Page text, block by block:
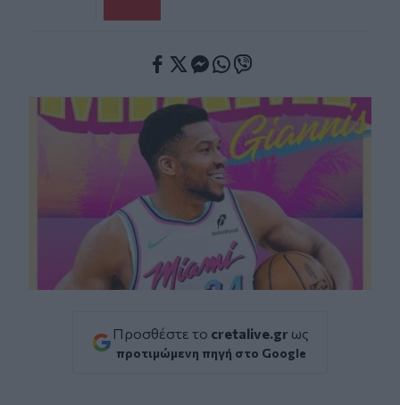
Προσθέστε το cretalive.gr ως
προτιμώμενη πηγή στο Google